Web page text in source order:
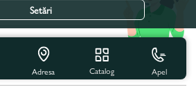
IP54
Adresa Catalog Apel
Setări